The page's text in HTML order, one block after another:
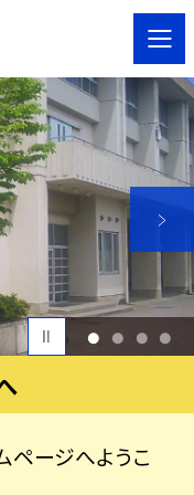
1 2 3 4
ージへようこ